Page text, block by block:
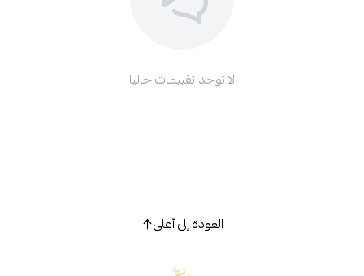
لا توجد تقييمات حاليا
العودة إلى أعلى